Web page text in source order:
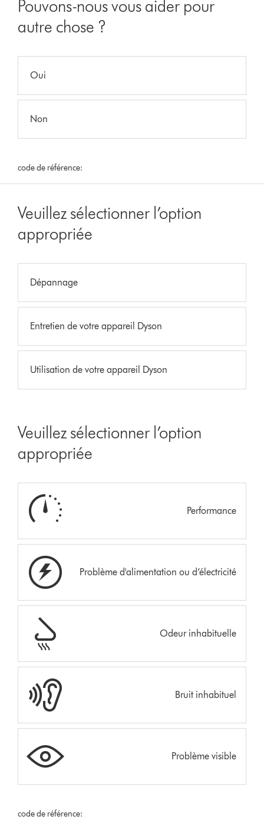
Pouvons-nous vous aider pour
autre chose ?
Oui
Non
code de référence:
Veuillez sélectionner l’option
appropriée
Dépannage
Entretien de votre appareil Dyson
Utilisation de votre appareil Dyson
Veuillez sélectionner l’option
appropriée
Performance
Problème d'alimentation ou d’électricité
Odeur inhabituelle
Bruit inhabituel
Problème visible
code de référence: